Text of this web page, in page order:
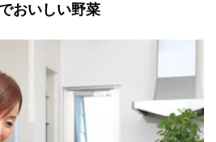
おいしい野菜